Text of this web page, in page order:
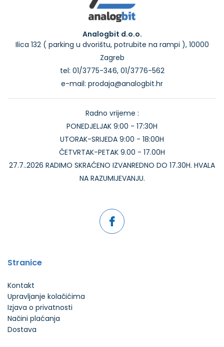
Analogbit d.o.o.
Ilica 132 ( parking u dvorištu, potrubite na rampi ), 10000
Zagreb
tel: 01/3775-346, 01/3776-562
e-mail: prodaja@analogbit.hr
Radno vrijeme :
PONEDJELJAK 9:00 - 17:30H
UTORAK-SRIJEDA 9:00 - 18:00H
ČETVRTAK-PETAK 9.00 - 17.00H
27.7..2026 RADIMO SKRAĆENO IZVANREDNO DO 17.30H. HVALA
NA RAZUMIJEVANJU.
Stranice
Kontakt
Upravljanje kolačićima
Izjava o privatnosti
Načini plaćanja
Dostava